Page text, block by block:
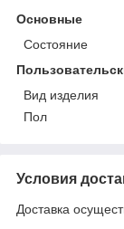
Основные
Состояние
Вид изделия
Пол
Условия
Доставка